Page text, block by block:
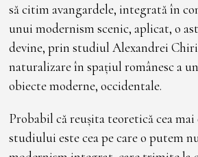
să citim avangardele, integrată în
unui modernism scenic, aplicat, o
devine, prin studiul Alexandrei
naturalizare în spațiul românesc a
obiecte moderne, occidentale.
Probabil că reușita teoretică cea mai
studiului este cea pe care o putem